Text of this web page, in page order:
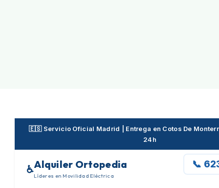
🇪🇸 Servicio Oficial Madrid | Entrega en Cotos De
24h
♿Alquiler Ortopedia
Líderes en Movilidad Eléctrica
📞